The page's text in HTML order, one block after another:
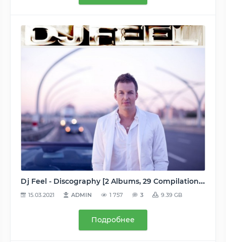
Dj Feel - Discography [2 Albums, 29 Compilations, 37 Singles, 92 Tracks & Remixes] (2005-2015) MP3 (tracks, image+.cue), [VBR, 128-320 kbps]
15.03.2021 ADMIN 1 757 3 9.39 GB
Подробнее